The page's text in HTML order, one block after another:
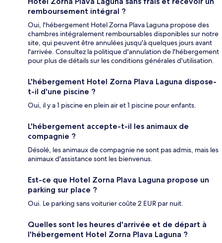
remboursement intégral ?
Oui, l'hébergement Hotel Zorna Plava Laguna propose des
chambres intégralement remboursables disponibles sur notre
site, qui peuvent être annulées jusqu'à quelques jours avant
l'arrivée. Consultez la politique d'annulation de l'hébergement
pour plus de détails sur les conditions générales d'utilisation.
L'hébergement Hotel Zorna Plava Laguna dispose-
t-il d'une piscine ?
Oui, il y a 1 piscine en plein air et 1 piscine pour enfants.
L'hébergement accepte-t-il les animaux de
compagnie ?
Désolé, les animaux de compagnie ne sont pas admis, mais les
animaux d'assistance sont les bienvenus.
Est-ce que Hotel Zorna Plava Laguna propose un
parking sur place ?
Oui. Le parking sans voiturier coûte 2 EUR par nuit.
Quelles sont les heures d'arrivée et de départ à
l'hébergement Hotel Zorna Plava Laguna ?